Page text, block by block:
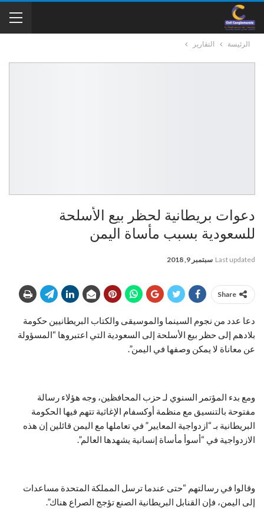
الرئيسة التقارير
دعوات بريطانية لحظر بيع الأسلحة
للسعودية بسبب مأساة اليمن
Last updated سبتمبر 9, 2018
Share
دعا عدد من نجوم السينما والموسيقى والكتاب البريطانيين حكومة
بلادهم إلى حظر بيع الأسلحة إلى السعودية التي اعتبروها “المسؤولة
عن معاناة لا يمكن وصفها في اليمن”.
ومع بدء المؤتمر السنوي لـ حزب المحافظين، وجه هؤلاء رسالة
مفتوحة بالتنسيق مع منظمة أوكسفام الإغاثية تتهم فيها الحكومة
البريطانية بـ “ازدواجية المعايير” في تعاملها مع اليمن قائلين إن هذه
الازدواجية في “أسوأ مأساة إنسانية يشهدها العالم”.
وقالوا في رسالتهم “حتى عندما ترسل المملكة المتحدة مساعدات
إلى اليمن، فإن القنابل البريطانية الصنع تؤجج الصراع هناك”.